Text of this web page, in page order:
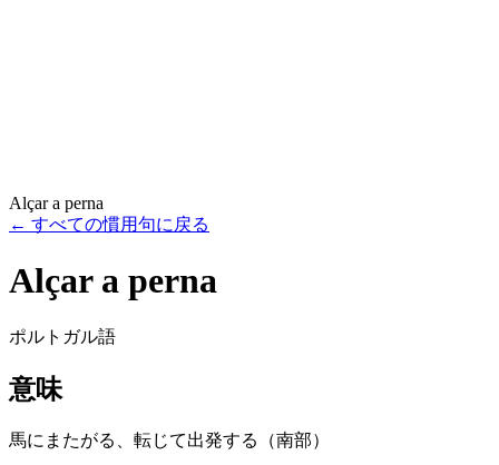
Alçar a perna
← すべての慣用句に戻る
Alçar a perna
ポルトガル語
意味
馬にまたがる、転じて出発する（南部）